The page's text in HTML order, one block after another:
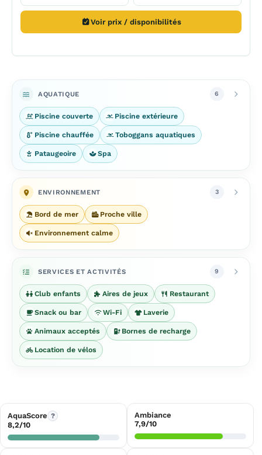
Voir prix / disponibilités
AQUATIQUE 6
Piscine couverte Piscine extérieure
Piscine chauffée Toboggans aquatiques
Pataugeoire Spa
ENVIRONNEMENT 3
Bord de mer Proche ville
Environnement calme
SERVICES ET ACTIVITÉS 9
Club enfants Aires de jeux Restaurant
Snack ou bar Wi-Fi Laverie
Animaux acceptés Bornes de recharge
Location de vélos
AquaScore ?
8,2/10
Ambiance
7,9/10